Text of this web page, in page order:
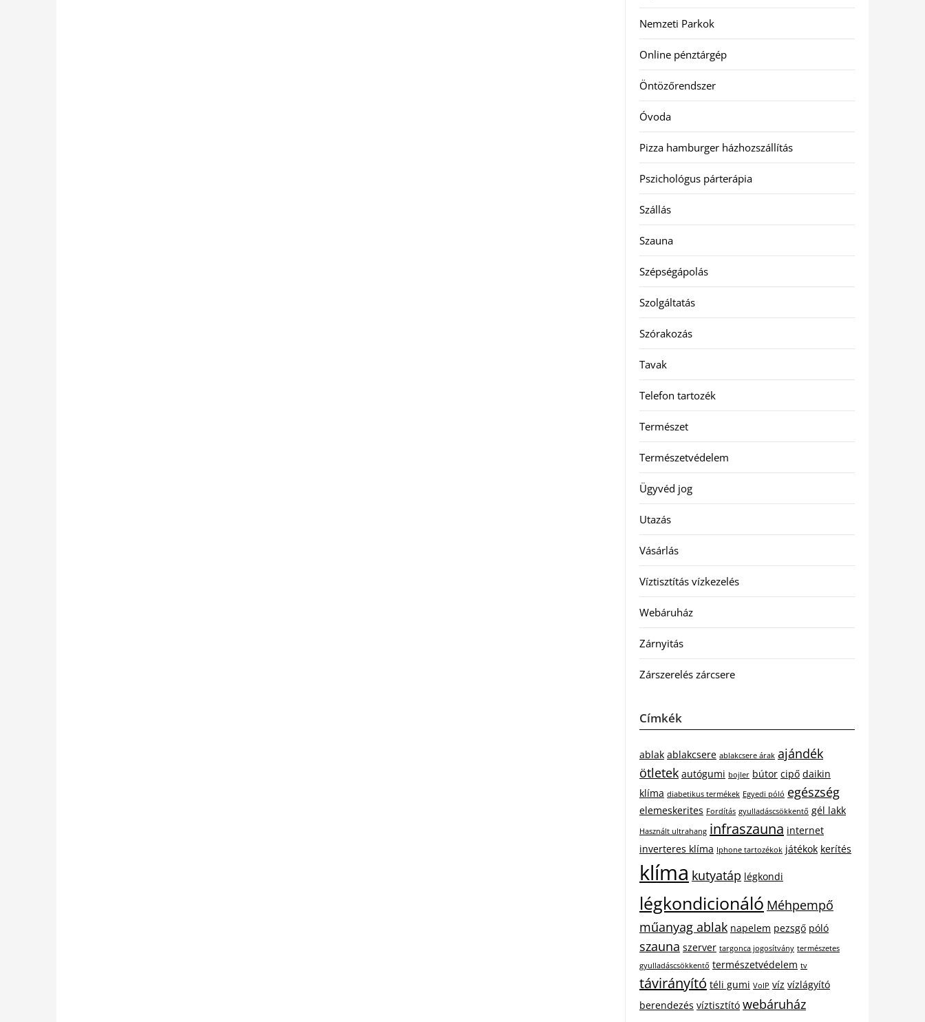
Nemzeti Parkok
Online pénztárgép
Öntözőrendszer
Óvoda
Pizza hamburger házhozszállítás
Pszichológus párterápia
Szállás
Szauna
Szépségápolás
Szolgáltatás
Szórakozás
Tavak
Telefon tartozék
Természet
Természetvédelem
Ügyvéd jog
Utazás
Vásárlás
Víztisztítás vízkezelés
Webáruház
Zárnyitás
Zárszerelés zárcsere
Címkék
ablak ablakcsere ablakcsere árak ajándék
ötletek autógumi bojler bútor cipő daikin
klíma diabetikus termékek Egyedi póló egészség
elemeskerites Fordítás gyulladáscsökkentő gél lakk
Használt ultrahang infraszauna internet
inverteres klíma Iphone tartozékok játékok kerítés
klíma kutyatáp légkondi
légkondicionáló Méhpempő
műanyag ablak napelem pezsgő póló
szauna szerver targonca jogosítvány természetes
gyulladáscsökkentő természetvédelem tv
távirányító téli gumi VoIP víz vízlágyító
berendezés víztisztító webáruház